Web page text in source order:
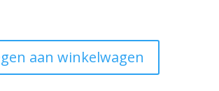
aan winkelwagen